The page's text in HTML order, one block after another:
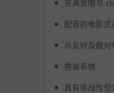
充满黑暗与
配音的电影式
与友好及敌对
换装系统
具有挑战性